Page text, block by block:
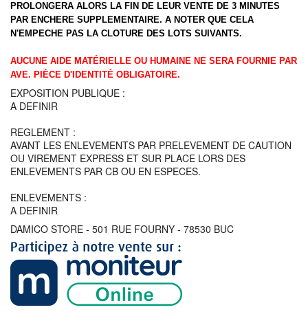
PROLONGERA ALORS LA FIN DE LEUR VENTE DE 3 MINUTES
PAR ENCHERE SUPPLEMENTAIRE. A NOTER QUE CELA
N'EMPECHE PAS LA CLOTURE DES LOTS SUIVANTS.
AUCUNE AIDE MATÉRIELLE OU HUMAINE NE SERA FOURNIE PAR
AVE. PIÈCE D'IDENTITÉ OBLIGATOIRE.
EXPOSITION PUBLIQUE :
A DEFINIR
REGLEMENT :
AVANT LES ENLEVEMENTS PAR PRELEVEMENT DE CAUTION
OU VIREMENT EXPRESS ET SUR PLACE LORS DES
ENLEVEMENTS PAR CB OU EN ESPECES.
ENLEVEMENTS :
A DEFINIR
DAMICO STORE - 501 RUE FOURNY - 78530 BUC